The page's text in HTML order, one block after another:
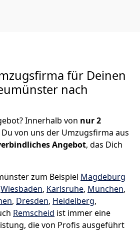
für Deinen
nach
Innerhalb von nur 2
von uns der Umzugsfirma aus
Angebot, das Dich
zum Beispiel Magdeburg
Wiesbaden, Karlsruhe, München,
, Dresden, Heidelberg,
Remscheid ist immer eine
die von Profis ausgeführt